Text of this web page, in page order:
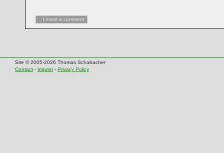
Leave a comment
Site © 2005-2026 Thomas Schabacher
Contact - Imprint - Privacy Policy